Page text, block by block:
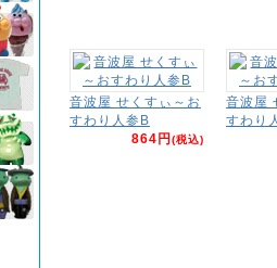
音波屋 せくすぃ～お
すわり人参B
864円(税込)
音波屋
すわり